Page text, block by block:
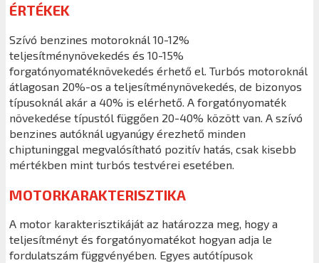
ÉRTÉKEK
Szívó benzines motoroknál 10-12%
teljesítménynövekedés és 10-15%
forgatónyomatéknövekedés érhető el. Turbós motoroknál
átlagosan 20%-os a teljesítménynövekedés, de bizonyos
típusoknál akár a 40% is elérhető. A forgatónyomaték
növekedése típustól függően 20-40% között van. A szívó
benzines autóknál ugyanúgy érezhető minden
chiptuninggal megvalósítható pozitív hatás, csak kisebb
mértékben mint turbós testvérei esetében.
MOTORKARAKTERISZTIKA
A motor karakterisztikáját az határozza meg, hogy a
teljesítményt és forgatónyomatékot hogyan adja le
fordulatszám függvényében. Egyes autótípusok